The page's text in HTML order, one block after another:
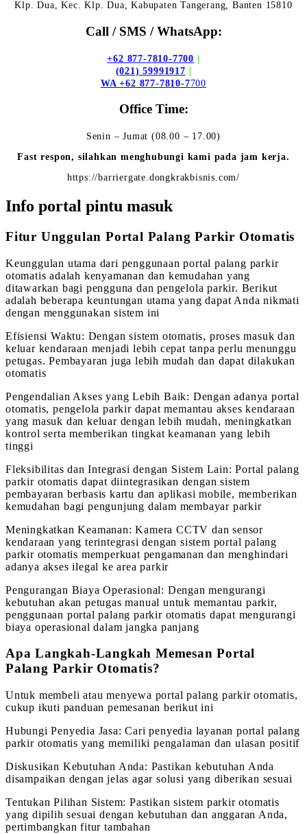
Klp. Dua, Kec. Klp. Dua, Kabupaten Tangerang, Banten 15810
Call / SMS / WhatsApp:
+62 877-7810-7700 |
(021) 59991917 |
WA +62 877-7810-7700
Office Time:
Senin – Jumat (08.00 – 17.00)
Fast respon, silahkan menghubungi kami pada jam kerja.
https://barriergate.dongkrakbisnis.com/
Info portal pintu masuk
Fitur Unggulan Portal Palang Parkir Otomatis
Keunggulan utama dari penggunaan portal palang parkir
otomatis adalah kenyamanan dan kemudahan yang
ditawarkan bagi pengguna dan pengelola parkir. Berikut
adalah beberapa keuntungan utama yang dapat Anda nikmati
dengan menggunakan sistem ini
Efisiensi Waktu: Dengan sistem otomatis, proses masuk dan
keluar kendaraan menjadi lebih cepat tanpa perlu menunggu
petugas. Pembayaran juga lebih mudah dan dapat dilakukan
otomatis
Pengendalian Akses yang Lebih Baik: Dengan adanya portal
otomatis, pengelola parkir dapat memantau akses kendaraan
yang masuk dan keluar dengan lebih mudah, meningkatkan
kontrol serta memberikan tingkat keamanan yang lebih
tinggi
Fleksibilitas dan Integrasi dengan Sistem Lain: Portal palang
parkir otomatis dapat diintegrasikan dengan sistem
pembayaran berbasis kartu dan aplikasi mobile, memberikan
kemudahan bagi pengunjung dalam membayar parkir
Meningkatkan Keamanan: Kamera CCTV dan sensor
kendaraan yang terintegrasi dengan sistem portal palang
parkir otomatis memperkuat pengamanan dan menghindari
adanya akses ilegal ke area parkir
Pengurangan Biaya Operasional: Dengan mengurangi
kebutuhan akan petugas manual untuk memantau parkir,
penggunaan portal palang parkir otomatis dapat mengurangi
biaya operasional dalam jangka panjang
Apa Langkah-Langkah Memesan Portal
Palang Parkir Otomatis?
Untuk membeli atau menyewa portal palang parkir otomatis,
cukup ikuti panduan pemesanan berikut ini
Hubungi Penyedia Jasa: Cari penyedia layanan portal palang
parkir otomatis yang memiliki pengalaman dan ulasan positif
Diskusikan Kebutuhan Anda: Pastikan kebutuhan Anda
disampaikan dengan jelas agar solusi yang diberikan sesuai
Tentukan Pilihan Sistem: Pastikan sistem parkir otomatis
yang dipilih sesuai dengan kebutuhan dan anggaran Anda,
pertimbangkan fitur tambahan